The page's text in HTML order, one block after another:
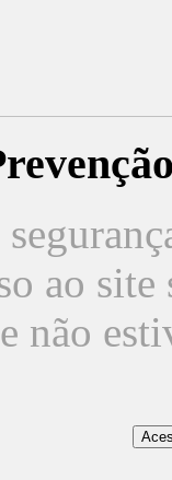
ao
não